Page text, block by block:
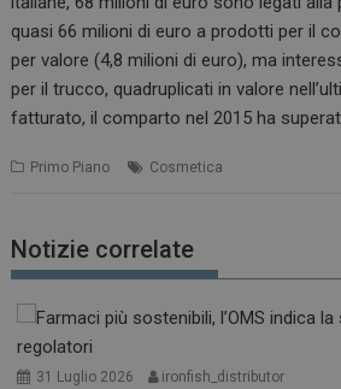
quasi 66 milioni di euro a prodotti per il
per valore (4,8 milioni di euro), ma
per il trucco, quadruplicati in valore
fatturato, il comparto nel 2015 ha
Primo Piano Cosmetica
Notizie correlate
31 Luglio 2026 ironfish_distributor